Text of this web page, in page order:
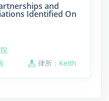
and
Identified On
律所： Keith